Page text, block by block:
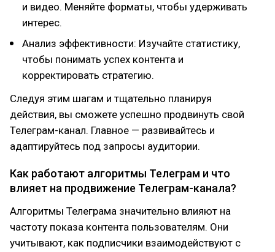
и видео. Меняйте форматы, чтобы удерживать
интерес.
Анализ эффективности: Изучайте статистику,
чтобы понимать успех контента и
корректировать стратегию.
Следуя этим шагам и тщательно планируя
действия, вы сможете успешно продвинуть свой
Телеграм-канал. Главное — развивайтесь и
адаптируйтесь под запросы аудитории.
Как работают алгоритмы Телеграм и что
влияет на продвижение Телеграм-канала?
Алгоритмы Телеграма значительно влияют на
частоту показа контента пользователям. Они
учитывают, как подписчики взаимодействуют с